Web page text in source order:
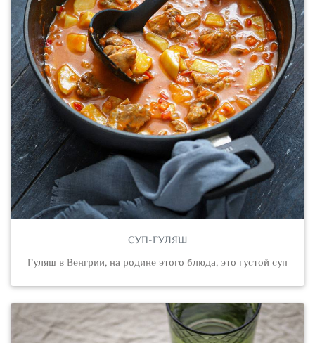
СУП-ГУЛЯШ
Гуляш в Венгрии, на родине этого блюда, это густой суп